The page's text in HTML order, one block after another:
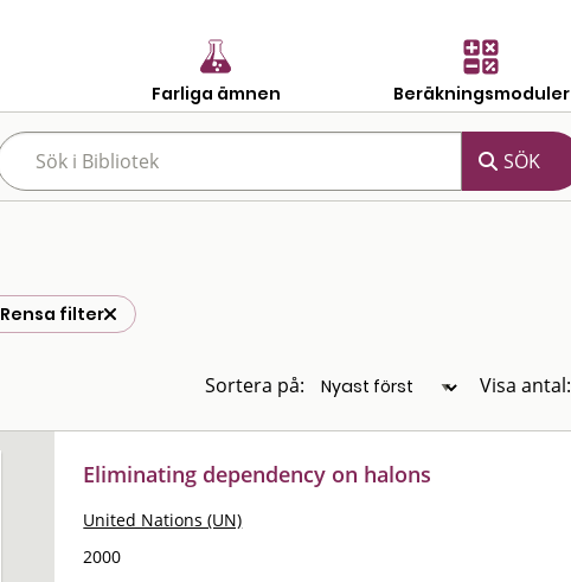
Farliga ämnen Beräkningsmoduler
Rensa filter
Sortera på: Visa antal:
Eliminating dependency on halons
United Nations (UN)
2000